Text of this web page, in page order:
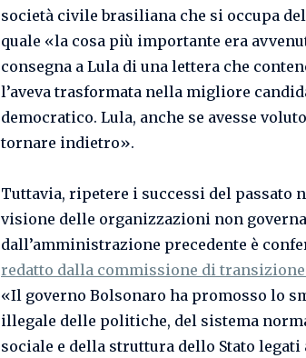
società civile brasiliana che si occupa
quale «la cosa più importante era
consegna a Lula di una lettera che
l’aveva trasformata nella migliore
democratico. Lula, anche se avesse
tornare indietro».
Tuttavia, ripetere i successi del passato
visione delle organizzazioni non
dall’amministrazione precedente è
redatto dalla commissione di
«Il governo Bolsonaro ha promosso lo
illegale delle politiche, del sistema
sociale e della struttura dello Stato